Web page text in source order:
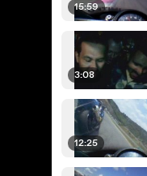
15:59
3:08
12:25